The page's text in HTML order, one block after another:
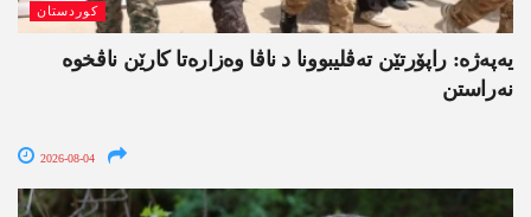
کوردستان
یەپەژە: راپۆرتێن تەڤلیبوونا د ناڤا وەزارەتا کارێن ناڤخوە
نەراستن
2026-08-04